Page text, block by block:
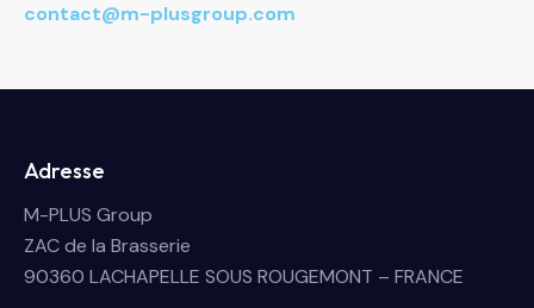
contact@m-plusgroup.com
Adresse
M-PLUS Group
ZAC de la Brasserie
90360 LACHAPELLE SOUS ROUGEMONT – FRANCE